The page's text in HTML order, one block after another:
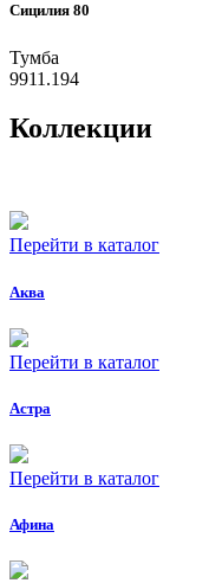
Сицилия 80
Тумба
9911.194
Коллекции
Перейти в каталог
Аква
Перейти в каталог
Астра
Перейти в каталог
Афина